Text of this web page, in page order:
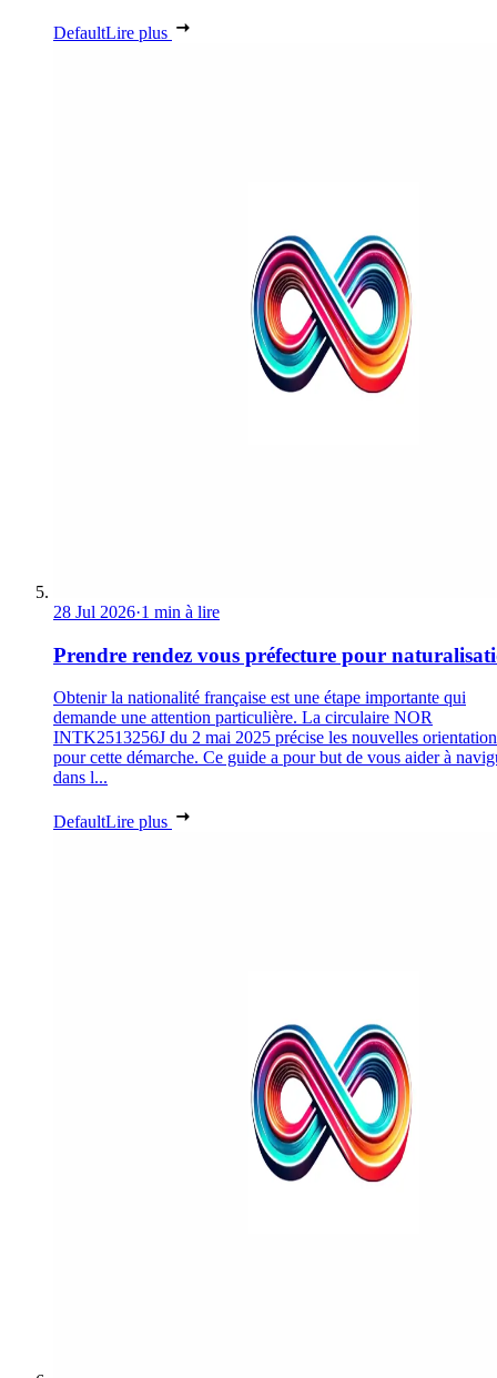
DefaultLire plus
28 Jul 2026·1 min à lire
Prendre rendez vous préfecture pour
Obtenir la nationalité française est une étape importante qui
demande une attention particulière. La circulaire NOR
INTK2513256J du 2 mai 2025 précise les nouvelles
pour cette démarche. Ce guide a pour but de vous aider à
dans l...
DefaultLire plus